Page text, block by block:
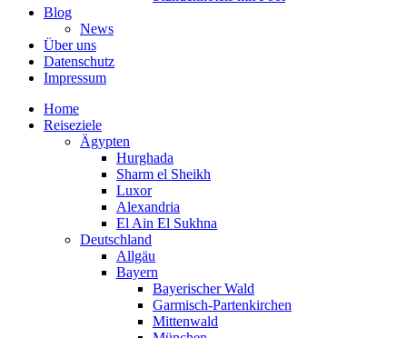
Blog
News
Über uns
Datenschutz
Impressum
Home
Reiseziele
Ägypten
Hurghada
Sharm el Sheikh
Luxor
Alexandria
El Ain El Sukhna
Deutschland
Allgäu
Bayern
Bayerischer Wald
Garmisch-Partenkirchen
Mittenwald